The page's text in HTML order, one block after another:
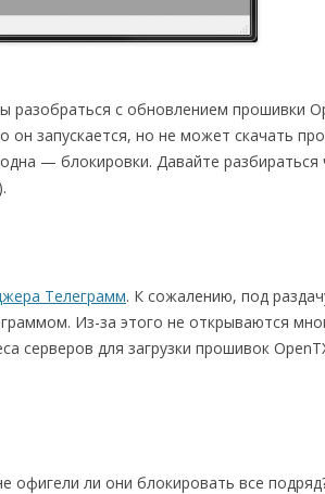
с обновлением прошивки
он запускается, но не может скачать
— блокировки. Давайте разбираться
Телеграмм. К сожалению, под
Из-за этого не открываются
серверов для загрузки прошивок
офигели ли они блокировать все